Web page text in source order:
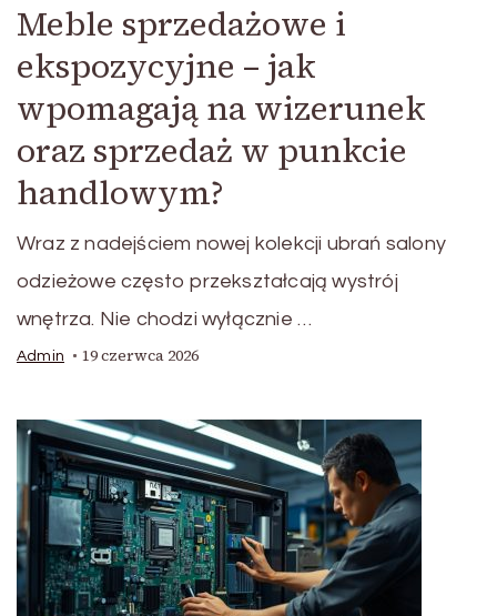
Meble sprzedażowe i
ekspozycyjne – jak
wpomagają na wizerunek
oraz sprzedaż w punkcie
handlowym?
Wraz z nadejściem nowej kolekcji ubrań salony
odzieżowe często przekształcają wystrój
wnętrza. Nie chodzi wyłącznie …
Admin 19 czerwca 2026